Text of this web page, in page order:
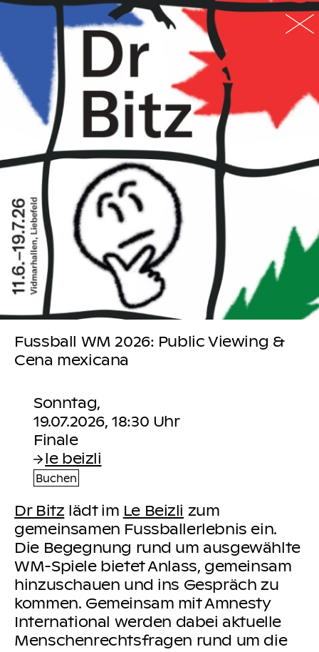
Fussball WM 2026: Public Viewing &
Cena mexicana
Sonntag,
19.07.2026, 18:30 Uhr
Finale
le beizli
Buchen
Dr Bitz lädt im Le Beizli zum
gemeinsamen Fussballerlebnis ein.
Die Begegnung rund um ausgewählte
WM-Spiele bietet Anlass, gemeinsam
hinzuschauen und ins Gespräch zu
kommen. Gemeinsam mit Amnesty
International werden dabei aktuelle
Menschenrechtsfragen rund um die